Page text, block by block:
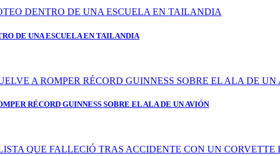
DE UNA ESCUELA EN TAILANDIA
RÉCORD GUINNESS SOBRE EL ALA DE UN AVIÓN